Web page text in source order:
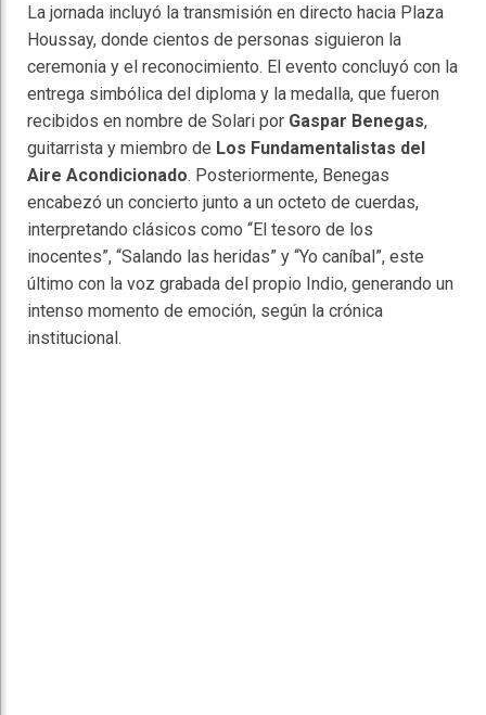
La jornada incluyó la transmisión en directo hacia Plaza
Houssay, donde cientos de personas siguieron la
ceremonia y el reconocimiento. El evento concluyó con la
entrega simbólica del diploma y la medalla, que fueron
recibidos en nombre de Solari por Gaspar Benegas,
guitarrista y miembro de Los Fundamentalistas del
Aire Acondicionado. Posteriormente, Benegas
encabezó un concierto junto a un octeto de cuerdas,
interpretando clásicos como “El tesoro de los
inocentes”, “Salando las heridas” y “Yo caníbal”, este
último con la voz grabada del propio Indio, generando un
intenso momento de emoción, según la crónica
institucional.